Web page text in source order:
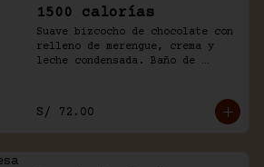
1500 calorías
Suave bizcocho de chocolate con
relleno de merengue, crema y
leche condensada. Baño de
S/ 72.00